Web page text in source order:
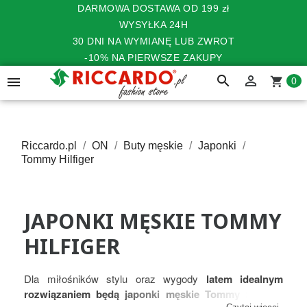
DARMOWA DOSTAWA OD 199 zł
WYSYŁKA 24H
30 DNI NA WYMIANĘ LUB ZWROT
-10% NA PIERWSZE ZAKUPY
 search  shopping_cart 0
Riccardo.pl ON Buty męskie
Japonki
Tommy Hilfiger
JAPONKI MĘSKIE TOMMY
HILFIGER
Dla miłośników stylu oraz wygody latem idealnym
rozwiązaniem będą japonki męskie Tommy Hilfiger